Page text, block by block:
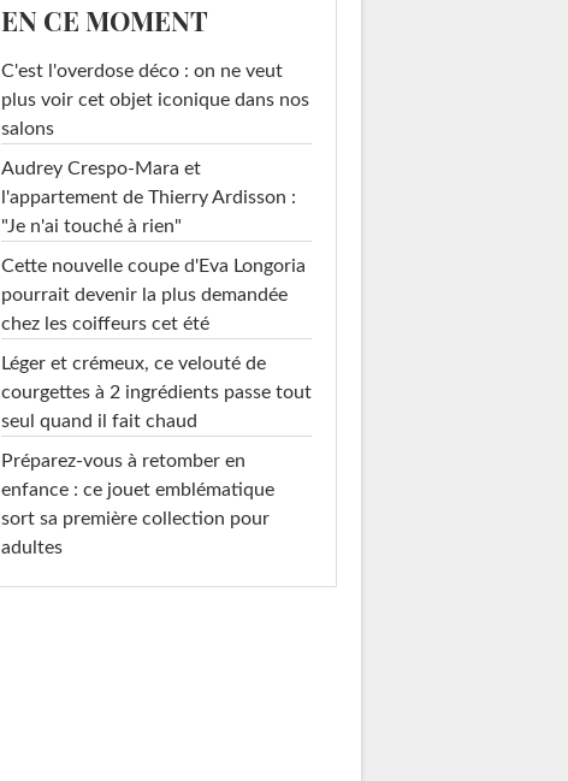
EN CE MOMENT
C'est l'overdose déco : on ne veut
plus voir cet objet iconique dans nos
salons
Audrey Crespo-Mara et
l'appartement de Thierry Ardisson :
"Je n'ai touché à rien"
Cette nouvelle coupe d'Eva Longoria
pourrait devenir la plus demandée
chez les coiffeurs cet été
Léger et crémeux, ce velouté de
courgettes à 2 ingrédients passe tout
seul quand il fait chaud
Préparez-vous à retomber en
enfance : ce jouet emblématique
sort sa première collection pour
adultes